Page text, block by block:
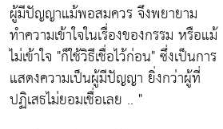
ผู้มีปัญญาแม้พอสมควร จึงพยายาม
ทำความเข้าใจในเรื่องของกรรม หรือแม้
ไม่เข้าใจ "ก็ใช้วิธีเชื่อไว้ก่อน"ซึ่งเป็นการ
แสดงความเป็นผู้มีปัญญา ยิ่งกว่าผู้ที่
ปฏิเสธไม่ยอมเชื่อเลย .. "